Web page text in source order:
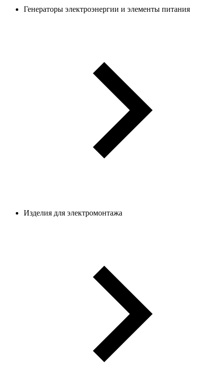
Генераторы электроэнергии и элементы питания
Изделия для электромонтажа